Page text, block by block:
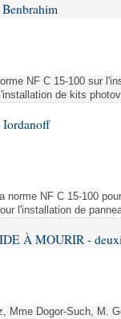
NF C 15-100 sur
de kits
Iordanoff
norme NF C 15-100
l'installation de
À MOURIR -
Mme Dogor-Such, M.